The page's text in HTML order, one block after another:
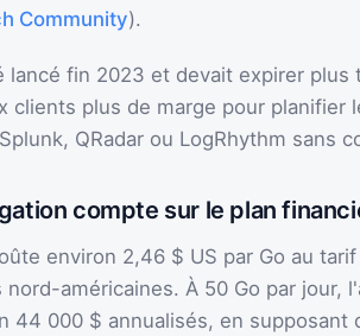
Community).
lancé fin 2023 et devait expirer plus
clients plus de marge pour planifier
QRadar ou LogRhythm sans
compte sur le plan
environ 2,46 $ US par Go au
américaines. À 50 Go par jour,
44 000 $ annualisés, en supposant